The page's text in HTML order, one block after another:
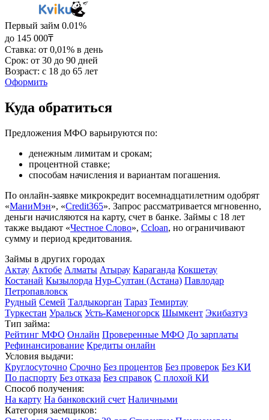
Первый займ 0.01%
до 145 000₸
Ставка: от 0,01% в день
Срок: от 30 до 90 дней
Возраст: с 18 до 65 лет
Оформить
Куда обратиться
Предложения МФО варьируются по:
денежным лимитам и срокам;
процентной ставке;
способам начисления и вариантам погашения.
По онлайн-заявке микрокредит восемнадцатилетним одобрят
«МаниМэн», «Credit365». Запрос рассматривается мгновенно,
деньги начисляются на карту, счет в банке. Займы с 18 лет
также выдают «Честное Слово», Ccloan, но ограничивают
сумму и период кредитования.
Займы в других городах
Актау Актобе Алматы Атырау Караганда Кокшетау
Костанай Кызылорда Нур-Султан (Астана) Павлодар
Петропавловск
Рудный Семей Талдыкорган Тараз Темиртау
Туркестан Уральск Усть-Каменогорск Шымкент Экибазтуз
Тип займа:
Рейтинг МФО Онлайн Проверенные МФО До зарплаты
Рефинансирование Кредиты онлайн
Условия выдачи:
Круглосуточно Срочно Без процентов Без проверок Без КИ
По паспорту Без отказа Без справок С плохой КИ
Способ получения:
На карту На банковский счет Наличными
Категория заемщиков: